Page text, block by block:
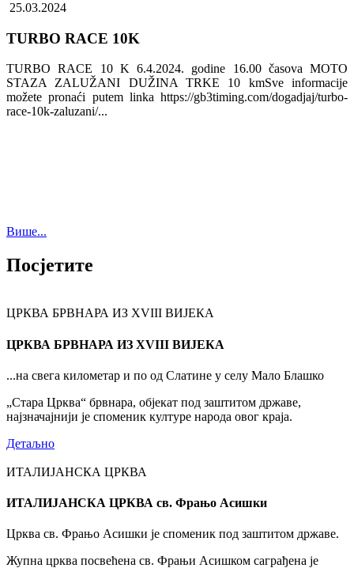
25.03.2024
TURBO RACE 10K
TURBO RACE 10 K 6.4.2024. godine 16.00 časova MOTO
STAZA ZALUŽANI DUŽINA TRKE 10 kmSve informacije
možete pronaći putem linka https://gb3timing.com/dogadjaj/turbo-
race-10k-zaluzani/...
Више...
Посјетите
ЦРКВА БРВНАРА ИЗ XVIII ВИЈЕКА
ЦРКВА БРВНАРА ИЗ XVIII ВИЈЕКА
...на свега километар и по од Слатине у селу Мало Блашко
„Стара Црква“ брвнара, објекат под заштитом државе,
најзначајнији је споменик културе народа овог краја.
Детаљно
ИТАЛИЈАНСКА ЦРКВА
ИТАЛИЈАНСКА ЦРКВА св. Фрањо Асишки
Црква св. Фрањо Асишки је споменик под заштитом државе.
Жупна црква посвећена св. Фрањи Асишком саграђена је